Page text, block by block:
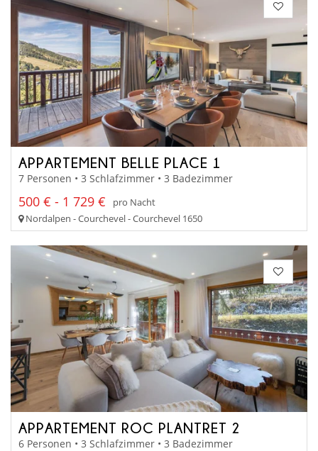
APPARTEMENT BELLE PLACE 1
7 Personen • 3 Schlafzimmer • 3 Badezimmer
500 € - 1 729 €
pro Nacht
Nordalpen - Courchevel - Courchevel 1650
APPARTEMENT ROC PLANTRET 2
6 Personen • 3 Schlafzimmer • 3 Badezimmer